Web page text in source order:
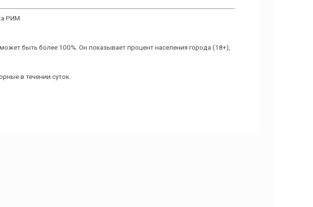
РИМ.
быть более 100%. Он показывает процент населения города (18+),
в течении суток.